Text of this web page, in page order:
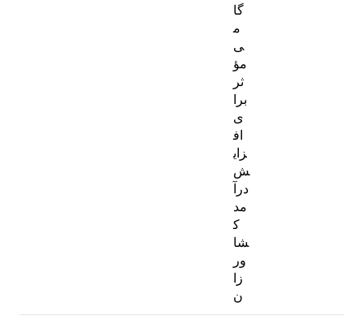
گا
م
ی
مؤ
ثر
برا
ی
اف
زای
ش
درآ
مد
ک
شا
ور
زا
ن